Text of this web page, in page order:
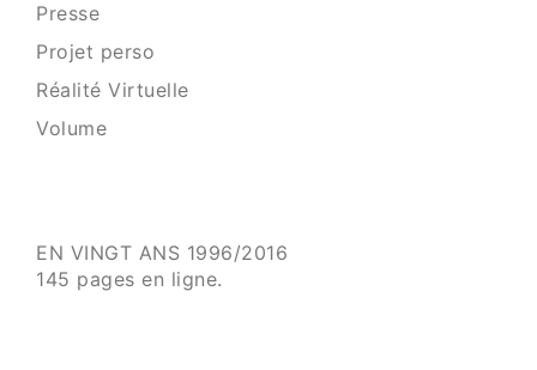
Presse
Projet perso
Réalité Virtuelle
Volume
EN VINGT ANS 1996/2016
145 pages en ligne.